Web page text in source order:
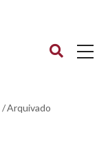
Arquivado